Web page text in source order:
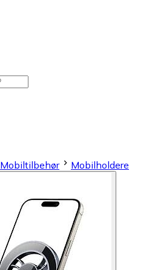
Mobiltilbehør Mobilholdere